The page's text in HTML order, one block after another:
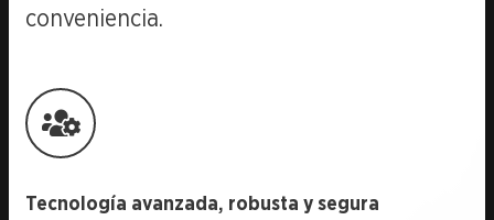
conveniencia.
Tecnología avanzada, robusta y segura